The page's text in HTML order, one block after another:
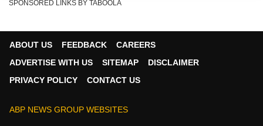
অনীক দত্তের প্রয়াণে স্মৃতিচারণা ঋতুপর্ণার
SPONSORED LINKS BY TABOOLA
ABOUT US FEEDBACK
CAREERS
ADVERTISE WITH US
SITEMAP
DISCLAIMER
PRIVACY POLICY
CONTACT US
ABP NEWS GROUP WEBSITES